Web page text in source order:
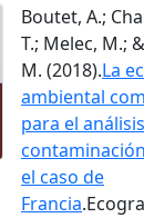
Boutet, A.;
T.; Melec, M.;
M. (2018).La
ambiental
para el
el caso de
Francia